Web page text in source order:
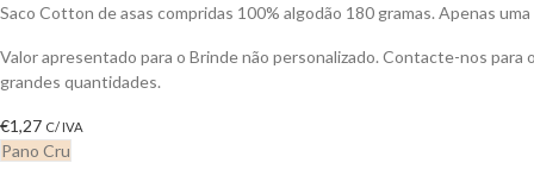
Saco Cotton de asas compridas 100% algodão 180 gramas. Apenas
Valor apresentado para o Brinde não personalizado. Contacte-nos
grandes quantidades.
€1,27 C/ IVA
Pano Cru